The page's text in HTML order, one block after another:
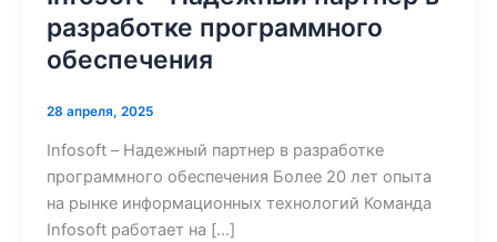
разработке программного
обеспечения
28 апреля, 2025
Infosoft – Надежный партнер в разработке
программного обеспечения Более 20 лет опыта
на рынке информационных технологий Команда
Infosoft работает на […]